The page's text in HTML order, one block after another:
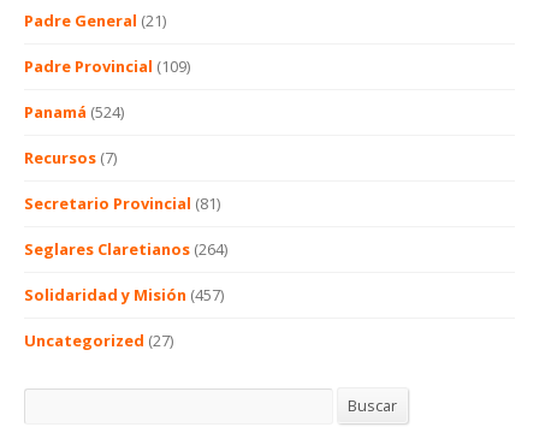
Padre General (21)
Padre Provincial (109)
Panamá (524)
Recursos (7)
Secretario Provincial (81)
Seglares Claretianos (264)
Solidaridad y Misión (457)
Uncategorized (27)
Buscar